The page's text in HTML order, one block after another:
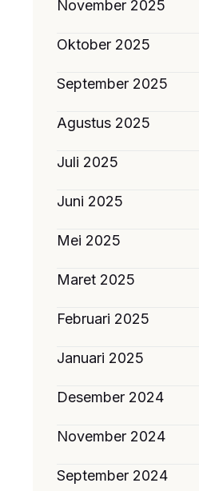
November 2025
Oktober 2025
September 2025
Agustus 2025
Juli 2025
Juni 2025
Mei 2025
Maret 2025
Februari 2025
Januari 2025
Desember 2024
November 2024
September 2024